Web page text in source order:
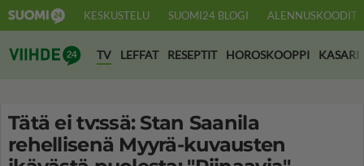
KESKUSTELU SUOMI24 BLOGI ALENNUSKOODIT
Suomi24 Viihde
TV LEFFAT RESEPTIT HOROSKOOPPI KASARI
Tätä ei tv:ssä: Stan Saanila
rehellisenä Myyrä-kuvausten